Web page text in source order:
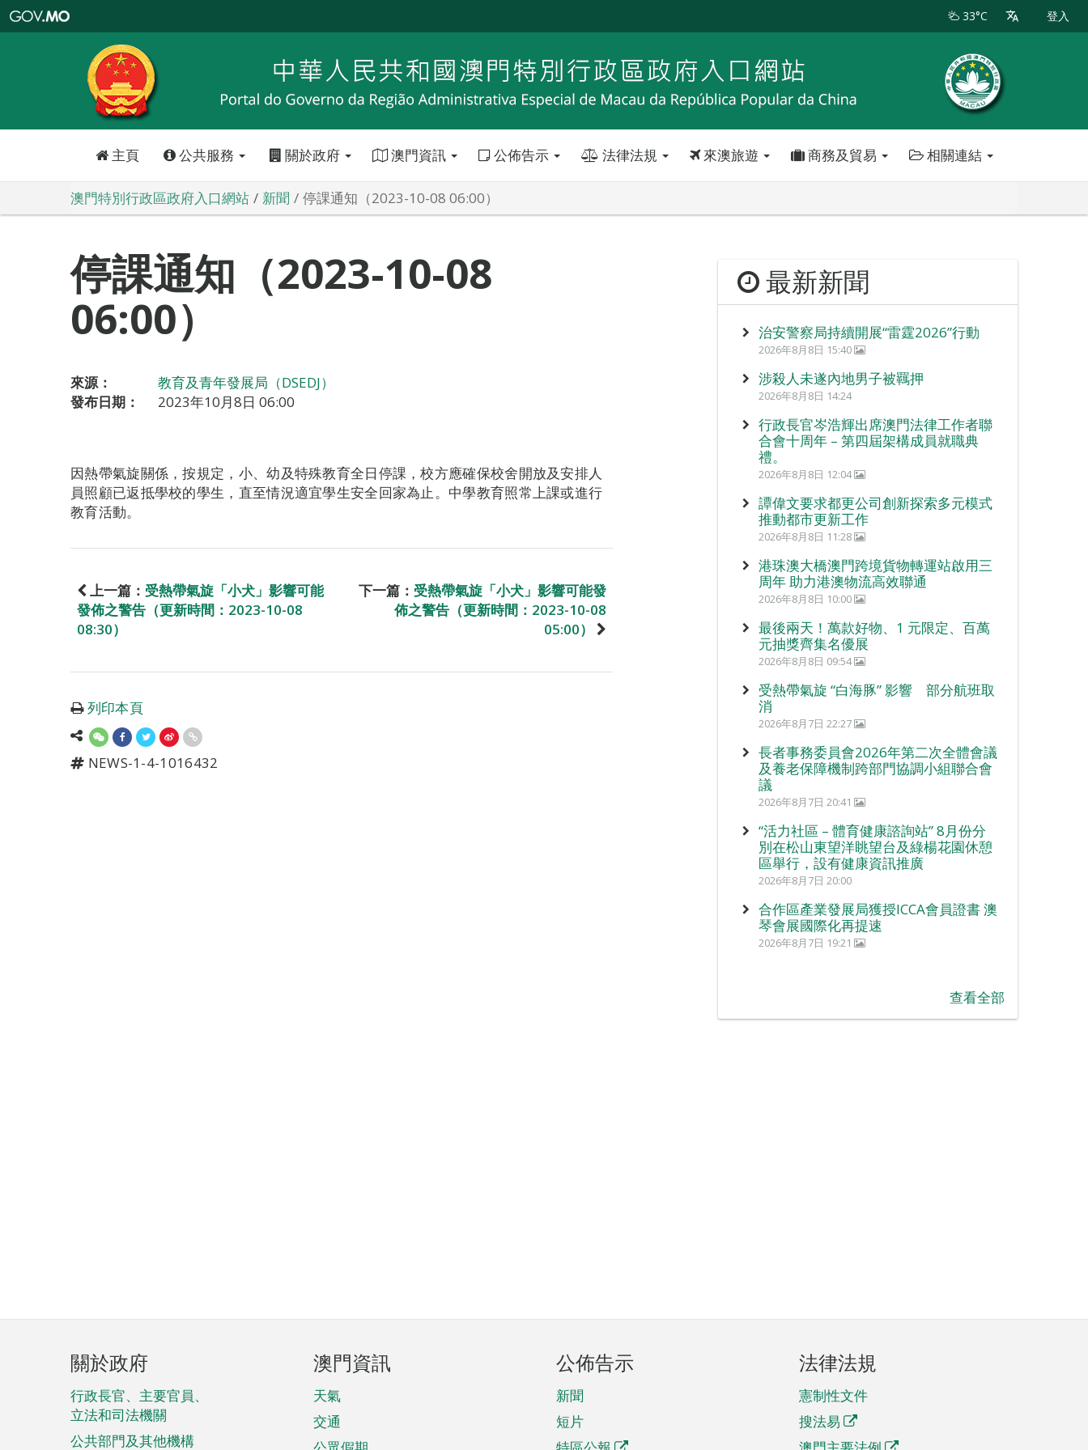
特
政
區
政
口
33°C 登入
主頁 公共服務 關於政府 澳門資訊 公佈告示 法律法規 來澳旅遊 商務及貿易 相關連結
澳門特別行政區政府入口網站 新聞 停課通知（2023-10-08 06:00）
停課通知（2023-10-08
06:00）
來源：
教育及青年發展局（DSEDJ）
發布日期：
2023年10月8日 06:00
因熱帶氣旋關係，按規定，小、幼及特殊教育全日停課，校方應確保校舍開放及安排人
員照顧已返抵學校的學生，直至情況適宜學生安全回家為止。中學教育照常上課或進行
教育活動。
上一篇： 受熱帶氣旋「小犬」影響可能
發佈之警告（更新時間：2023-10-08
08:30）
下一篇： 受熱帶氣旋「小犬」影響可能發
佈之警告（更新時間：2023-10-08
05:00）
列印本頁
NEWS-1-4-1016432
最新新聞
治安警察局持續開展“雷霆2026”行動
2026年8月8日 15:40
涉殺人未遂內地男子被羈押
2026年8月8日 14:24
行政長官岑浩輝出席澳門法律工作者聯
合會十周年 – 第四屆架構成員就職典
禮。
2026年8月8日 12:04
譚偉文要求都更公司創新探索多元模式
推動都市更新工作
2026年8月8日 11:28
港珠澳大橋澳門跨境貨物轉運站啟用三
周年 助力港澳物流高效聯通
2026年8月8日 10:00
最後兩天！萬款好物、1 元限定、百萬
元抽獎齊集名優展
2026年8月8日 09:54
受熱帶氣旋 “白海豚” 影響 部分航班取
消
2026年8月7日 22:27
長者事務委員會2026年第二次全體會議
及養老保障機制跨部門協調小組聯合會
議
2026年8月7日 20:41
“活力社區 – 體育健康諮詢站” 8月份分
別在松山東望洋眺望台及綠楊花園休憩
區舉行，設有健康資訊推廣
2026年8月7日 20:00
合作區產業發展局獲授ICCA會員證書 澳
琴會展國際化再提速
2026年8月7日 19:21
查看全部
頁
腳
菜
單
關於政府
行政長官、主要官員、
立法和司法機關
公共部門及其他機構
澳門資訊
天氣
交通
公佈告示
新聞
短片
法律法規
憲制性文件
搜法易